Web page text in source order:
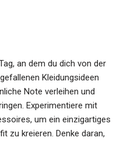
an dem du dich von der
Kleidungsideen
Note verleihen und
Experimentiere mit
um ein einzigartiges
zu kreieren. Denke daran,